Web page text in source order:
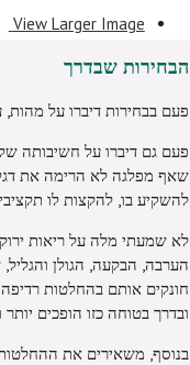
View Larger Image
הבחירות שבדרך
פעם בבחירות דיברו על
פעם גם דיברו על חשיבותה
שאף מפלגה לא הרימה את דגל
להשקיע בו, להקצות לו
לא שמעתי מלה על ריאות
הערבה, הבקעה, הגולן
חונקים אותם בהחלטות
ובדרך בטוחה כזו הופכים
בנוסף, משאירים את ההחלטות